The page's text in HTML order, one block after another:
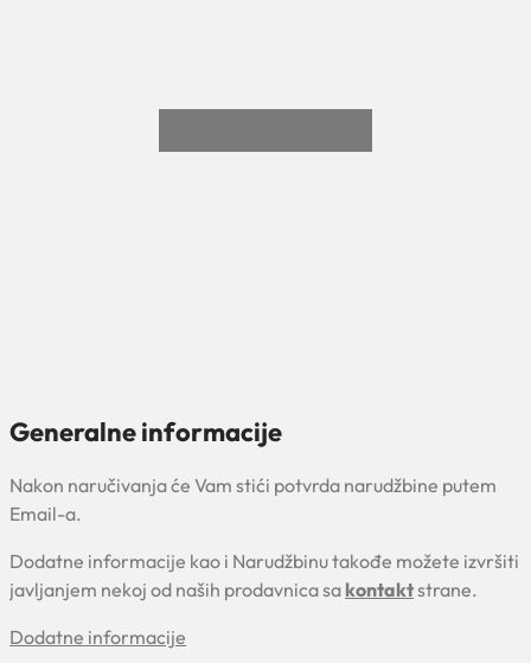
Generalne informacije
Nakon naručivanja će Vam stići potvrda narudžbine putem
Email-a.
Dodatne informacije kao i Narudžbinu takođe možete izvršiti
javljanjem nekoj od naših prodavnica sa kontaktstrane.
Dodatne informacije